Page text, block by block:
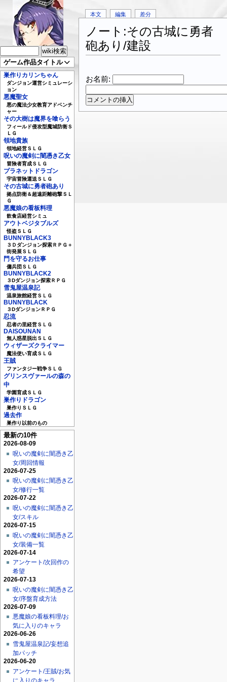
ゲーム作品タイトル
巣作りカリンちゃん
ダンジョン運営シミュレーシ
ョン
悪魔聖女
悪の魔法少女教育アドベンチ
ャー
その大樹は魔界を喰らう
フィールド侵攻型魔城防衛Ｓ
ＬＧ
領地貴族
領地経営ＳＬＧ
呪いの魔剣に闇憑き乙女
冒険者育成ＳＬＧ
プラネットドラゴン
宇宙冒険運送ＳＬＧ
その古城に勇者砲あり
拠点防衛＆超遠距離砲撃ＳＬ
Ｇ
悪魔娘の看板料理
飲食店経営シミュ
アウトベジタブルズ
怪盗ＳＬＧ
BUNNYBLACK3
３Ｄダンジョン探索ＲＰＧ＋
街発展ＳＬＧ
門を守るお仕事
傭兵団ＳＬＧ
BUNNYBLACK2
３Dダンジョン探索ＲＰＧ
雪鬼屋温泉記
温泉旅館経営ＳＬＧ
BUNNYBLACK
３DダンジョンＲＰＧ
忍流
忍者の里経営ＳＬＧ
DAISOUNAN
無人惑星脱出ＳＬＧ
ウィザーズクライマー
魔法使い育成ＳＬＧ
王賊
ファンタジー戦争ＳＬＧ
グリンスヴァールの森の
中
学園育成ＳＬＧ
巣作りドラゴン
巣作りＳＬＧ
過去作
巣作り以前のもの
最新の10件
2026-08-09
呪いの魔剣に闇憑き乙
女/周回情報
2026-07-25
呪いの魔剣に闇憑き乙
女/修行一覧
2026-07-22
呪いの魔剣に闇憑き乙
女/スキル
2026-07-15
呪いの魔剣に闇憑き乙
女/装備一覧
2026-07-14
アンケート/次回作の
希望
2026-07-13
呪いの魔剣に闇憑き乙
女/序盤育成方法
2026-07-09
悪魔娘の看板料理/お
気に入りのキャラ
2026-06-26
雪鬼屋温泉記/妄想追
加パッチ
2026-06-20
アンケート/王賊/お気
に入りのキャラ
本文 編集 差分
ノート:その古城に勇者
砲あり/建設
お名前: